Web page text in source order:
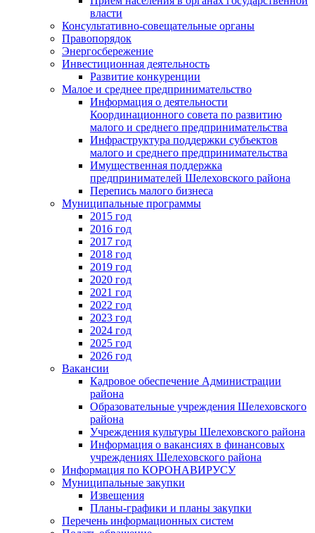
власти
Консультативно-совещательные органы
Правопорядок
Энергосбережение
Инвестиционная деятельность
Развитие конкуренции
Малое и среднее предпринимательство
Информация о деятельности
Координационного совета по развитию
малого и среднего предпринимательства
Инфраструктура поддержки субъектов
малого и среднего предпринимательства
Имущественная поддержка
предпринимателей Шелеховского района
Перепись малого бизнеса
Муниципальные программы
2015 год
2016 год
2017 год
2018 год
2019 год
2020 год
2021 год
2022 год
2023 год
2024 год
2025 год
2026 год
Вакансии
Кадровое обеспечение Администрации
района
Образовательные учреждения Шелеховского
района
Учреждения культуры Шелеховского района
Информация о вакансиях в финансовых
учреждениях Шелеховского района
Информация по КОРОНАВИРУСУ
Муниципальные закупки
Извещения
Планы-графики и планы закупки
Перечень информационных систем